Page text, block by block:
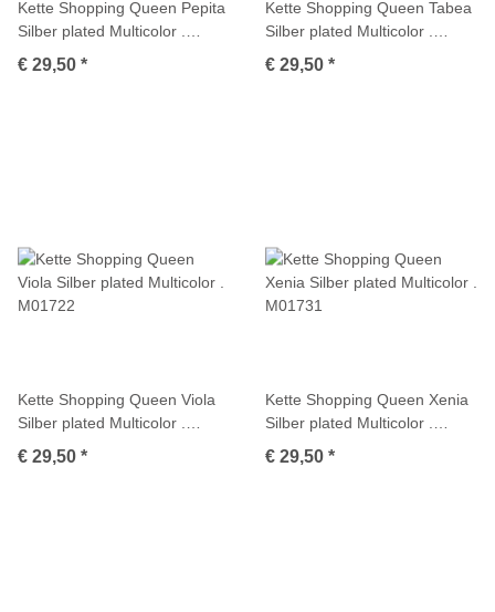
Kette Shopping Queen Pepita
Silber plated Multicolor .
M01725
€ 29,50 *
Kette Shopping Queen Tabea
Silber plated Multicolor .
M01730
€ 29,50 *
Kette Shopping Queen Viola
Silber plated Multicolor .
M01722
€ 29,50 *
Kette Shopping Queen Xenia
Silber plated Multicolor .
M01731
€ 29,50 *